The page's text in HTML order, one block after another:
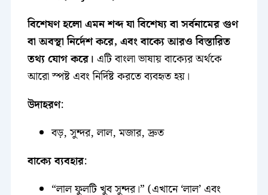
বিশেষণ হলো এমন শব্দ যা বিশেষ্য বা সর্বনামের গুণ
বা অবস্থা নির্দেশ করে, এবং বাক্যে আরও বিস্তারিত
তথ্য যোগ করে। এটি বাংলা ভাষায় বাক্যের অর্থকে
আরো স্পষ্ট এবং নির্দিষ্ট করতে ব্যবহৃত হয়।
উদাহরণ:
বড়, সুন্দর, লাল, মজার, দ্রুত
বাক্যে ব্যবহার:
“লাল ফুলটি খুব সুন্দর।” (এখানে ‘লাল’ এবং